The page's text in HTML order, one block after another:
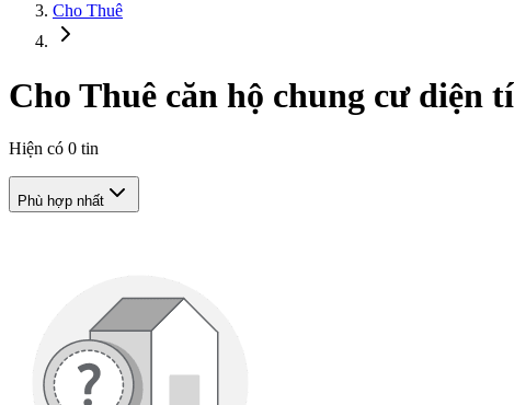
Cho Thuê
Cho Thuê căn hộ chung cư diện
Hiện có 0 tin
Phù hợp nhất